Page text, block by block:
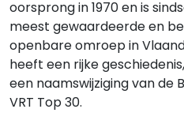
oorsprong in 1970 en is
meest gewaardeerde en
openbare omroep in
heeft een rijke
een naamswijziging van de
VRT Top 30.